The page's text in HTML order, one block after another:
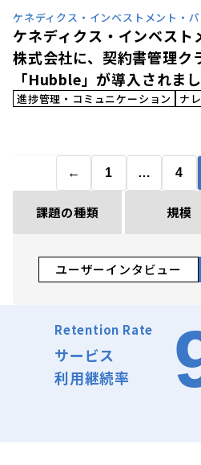
ケネディクス・インベストメント・
ケネディクス・インベスト
株式会社に、契約書管理ク
「Hubble」が導入されま
進捗管理・コミュニケーション ナ
← 1 … 4
課題の種類 規模
ユーザーインタビュー
Retention Rate
サービス
利用継続率